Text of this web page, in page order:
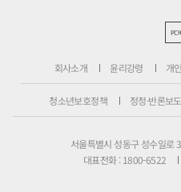
PC
회사소개 윤리강령 개
청소년보호정책 정정·반론보도
서울특별시 성동구 성수일로
대표전화 : 1800-6522